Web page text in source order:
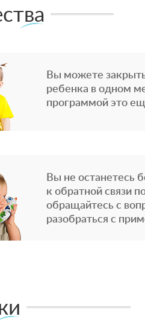
Вы можете
ребенка в одном
программой это
Вы не останетесь
к обратной связи
обращайтесь с
разобраться с